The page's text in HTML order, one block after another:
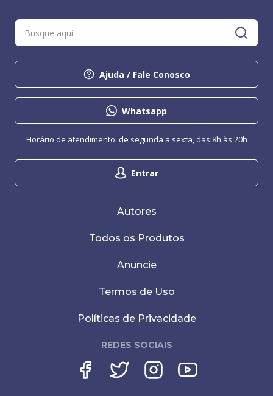
Ajuda / Fale Conosco
Whatsapp
Entrar
Horário de atendimento: de segunda a sexta, das 8h às 20h
Autores
Todos os Produtos
Anuncie
Termos de Uso
Políticas de Privacidade
REDES SOCIAIS